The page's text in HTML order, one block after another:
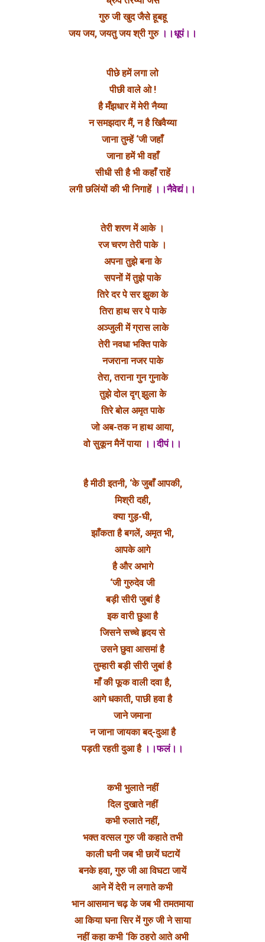
गुरु जी खुद जैसे हूबहू
जय जय, जयतु जय श्री गुरु ।।धूपं।।
पीछे हमें लगा लो
पीछी वाले ओ !
है मँझधार में मेरी नैय्या
न समझदार मैं, न है खिवैय्या
जाना तुम्हें ‘जी जहाँ
जाना हमें भी वहाँ
सीधी सी है भी कहाँ राहें
लगी छलिंयों की भी निगाहें।।नैवेद्यं।।
तेरी शरण में आके ।
रज चरण तेरी पाके ।
अपना तुझे बना के
सपनों में तुझे पाके
तिरे दर पे सर झुका के
तिरा हाथ सर पे पाके
अञ्जुली में ग्रास लाके
तेरी नवधा भक्ति पाके
नजराना नजर पाके
तेरा, तराना गुन गुनाके
तुझे दोल दृग् झुला के
तिरे बोल अमृत पाके
जो अब-तक न हाथ आया,
वो सुकून मैनें पाया ।।दीपं।।
है मीठी इतनी, ‘के जुबाँ आपकी,
मिश्री दही,
क्या गुड़-घी,
झाँकता है बगलें, अमृत भी,
आपके आगे
है और अभागे
‘जी गुरुदेव जी
बड़ी सीरी जुबां है
इक वारी छुआ है
जिसने सच्चे हृदय से
उसने छुवा आसमां है
तुम्हारी बड़ी सीरी जुबां है
माँ की फूक वाली दवा है,
आगे धकाती, पाछी हवा है
जाने जमाना
न जाना जायका बद्-दुआ है
पड़ती रहती दुआ है।।फलं।।
कभी भुलाते नहीं
दिल दुखाते नहीं
कभी रुलाते नहीं,
भक्त वत्सल गुरु जी कहाते तभी
काली घनी जब भी छायें घटायें
बनके हवा, गुरु जी आ विघटा जायें
आने में देरी न लगाते कभी
भान आसमान चढ़ के जब भी तमतमाया
आ किया घना सिर में गुरु जी ने साया
नहीं कहा कभी ‘कि ठहरो आते अभी